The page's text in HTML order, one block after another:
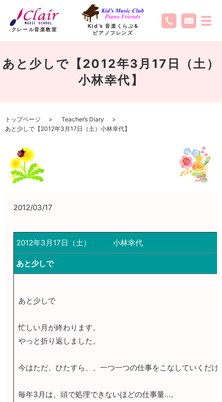
クレール音楽教室
Kid’s 音楽くらぶ&
ピアノフレンズ
あと少しで【2012年3月17日（土）
小林幸代】
トップページ
Teacher’s Diary
あと少しで【2012年3月17日（土）小林幸代】
2012/03/17
2012年3月17日（土） 小林幸代
あと少しで
あと少しで
忙しい月が終わります。
やっと折り返しました。
今はただ、ひたすら、、一つ一つの仕事をこなしていくだけ
毎年3月は、頭で処理できないほどの仕事量…。